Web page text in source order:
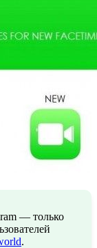
— только
.